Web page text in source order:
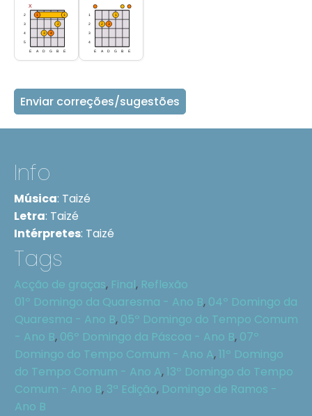
Enviar correções/sugestões
Info
Música: Taizé
Letra: Taizé
Intérpretes: Taizé
Tags
Acção de graças, Final, Reflexão
01º Domingo da Quaresma - Ano B, 04º Domingo da
Quaresma - Ano B, 05º Domingo do Tempo Comum
- Ano B, 06º Domingo da Páscoa - Ano B, 07º
Domingo do Tempo Comum - Ano A,11º Domingo
do Tempo Comum - Ano A,13º Domingo do Tempo
Comum - Ano B, 3ª Edição, Domingo de Ramos -
Ano B